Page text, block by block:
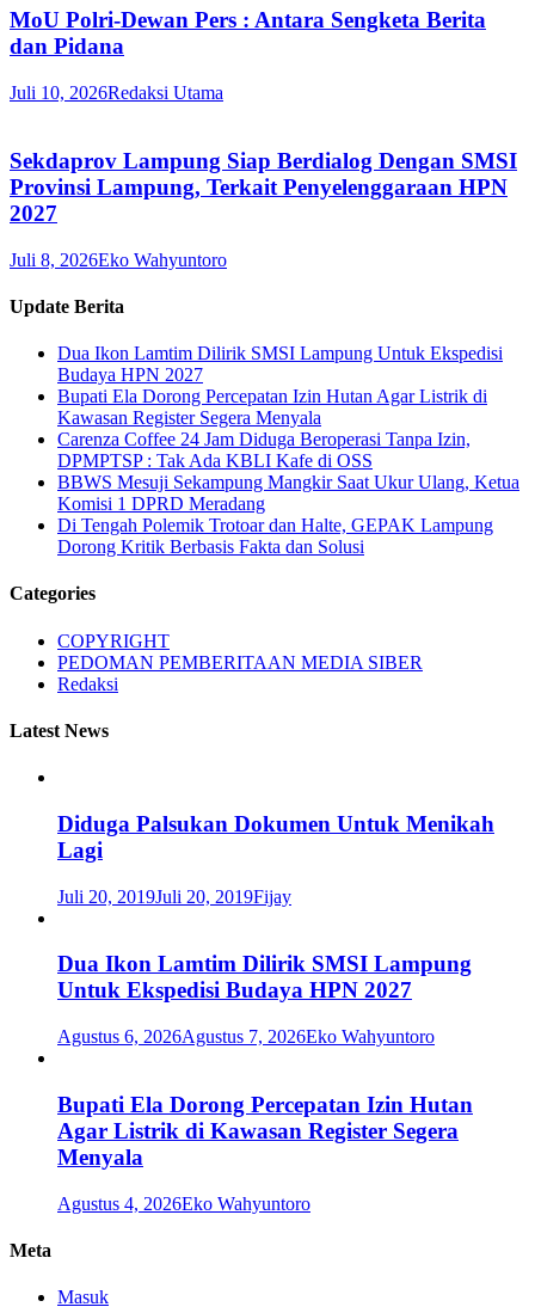
MoU Polri-Dewan Pers : Antara Sengketa Berita
dan Pidana
Juli 10, 2026Redaksi Utama
Sekdaprov Lampung Siap Berdialog Dengan SMSI
Provinsi Lampung, Terkait Penyelenggaraan HPN
2027
Juli 8, 2026Eko Wahyuntoro
Update Berita
Dua Ikon Lamtim Dilirik SMSI Lampung Untuk Ekspedisi
Budaya HPN 2027
Bupati Ela Dorong Percepatan Izin Hutan Agar Listrik di
Kawasan Register Segera Menyala
Carenza Coffee 24 Jam Diduga Beroperasi Tanpa Izin,
DPMPTSP : Tak Ada KBLI Kafe di OSS
BBWS Mesuji Sekampung Mangkir Saat Ukur Ulang, Ketua
Komisi 1 DPRD Meradang
Di Tengah Polemik Trotoar dan Halte, GEPAK Lampung
Dorong Kritik Berbasis Fakta dan Solusi
Categories
COPYRIGHT
PEDOMAN PEMBERITAAN MEDIA SIBER
Redaksi
Latest News
Diduga Palsukan Dokumen Untuk Menikah
Lagi
Juli 20, 2019Juli 20, 2019Fijay
Dua Ikon Lamtim Dilirik SMSI Lampung
Untuk Ekspedisi Budaya HPN 2027
Agustus 6, 2026Agustus 7, 2026Eko Wahyuntoro
Bupati Ela Dorong Percepatan Izin Hutan
Agar Listrik di Kawasan Register Segera
Menyala
Agustus 4, 2026Eko Wahyuntoro
Meta
Masuk